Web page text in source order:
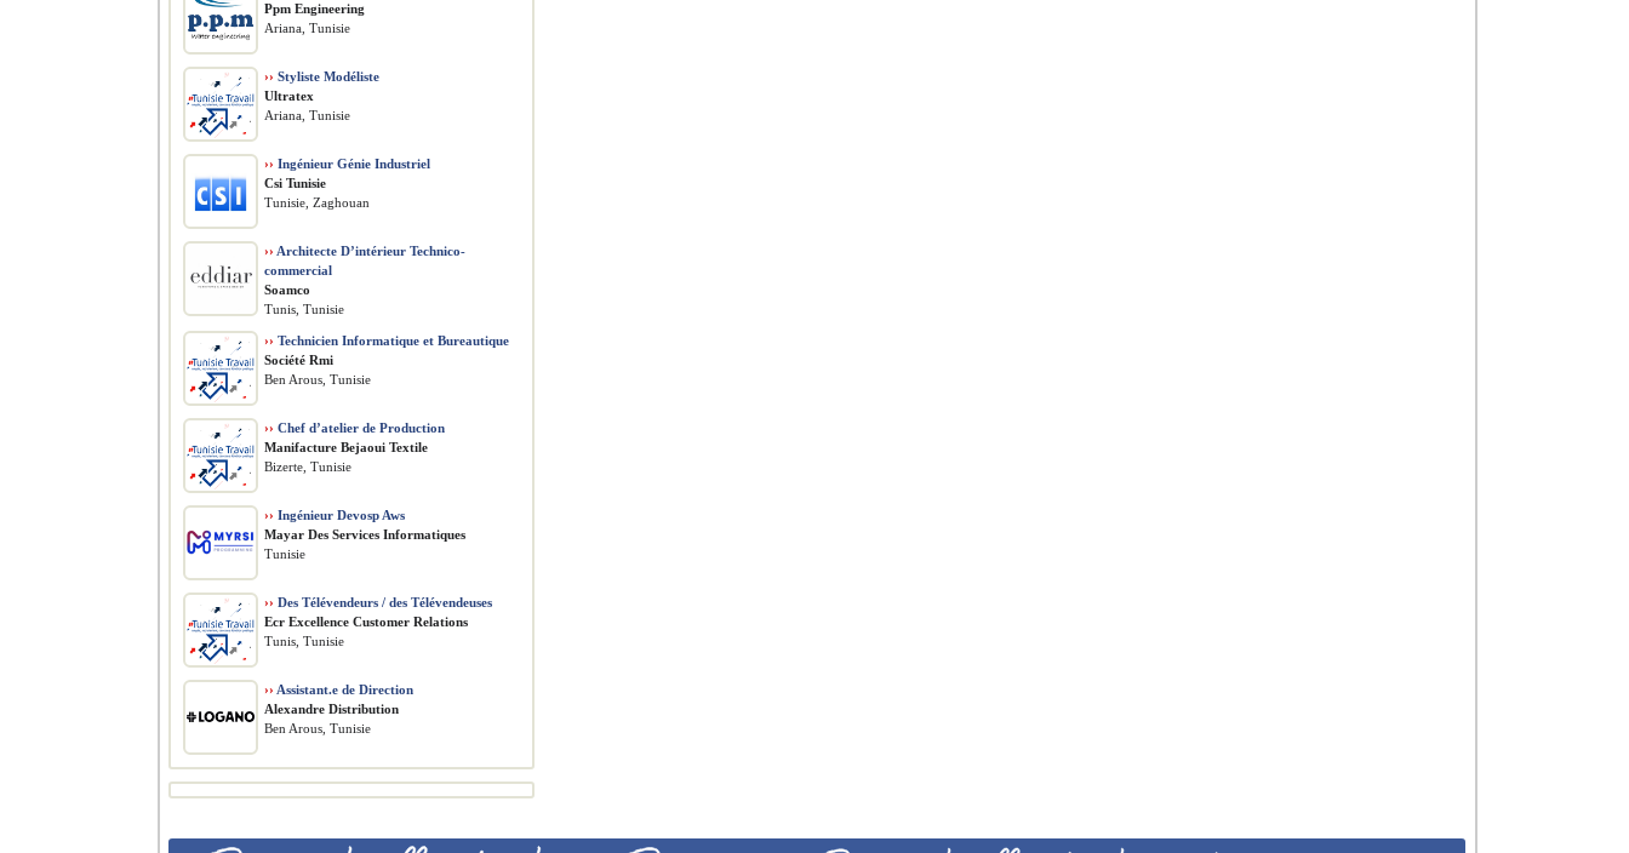
Ppm Engineering
Ariana, Tunisie
›› Styliste Modéliste
Ultratex
Ariana, Tunisie
›› Ingénieur Génie Industriel
Csi Tunisie
Tunisie, Zaghouan
›› Architecte D’intérieur Technico-
commercial
Soamco
Tunis, Tunisie
›› Technicien Informatique et Bureautique
Société Rmi
Ben Arous, Tunisie
›› Chef d’atelier de Production
Manifacture Bejaoui Textile
Bizerte, Tunisie
›› Ingénieur Devosp Aws
Mayar Des Services Informatiques
Tunisie
›› Des Télévendeurs / des Télévendeuses
Ecr Excellence Customer Relations
Tunis, Tunisie
›› Assistant.e de Direction
Alexandre Distribution
Ben Arous, Tunisie